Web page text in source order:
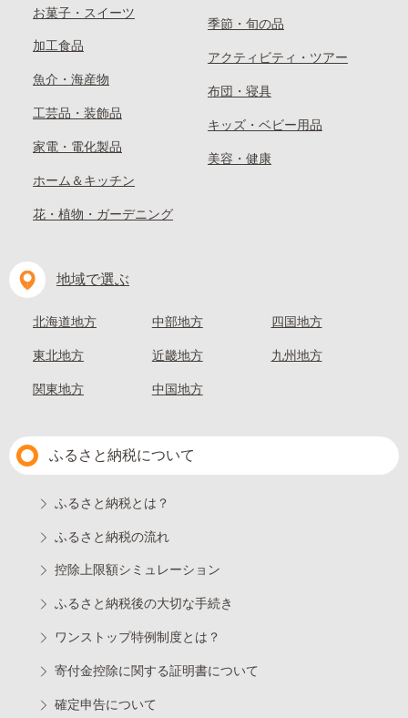
お菓子・スイーツ
加工食品
魚介・海産物
工芸品・装飾品
家電・電化製品
ホーム＆キッチン
花・植物・ガーデニング
季節・旬の品
アクティビティ・ツアー
布団・寝具
キッズ・ベビー用品
美容・健康
地域で選ぶ
北海道地方
東北地方
関東地方
中部地方
近畿地方
中国地方
四国地方
九州地方
ふるさと納税について
ふるさと納税とは？
ふるさと納税の流れ
控除上限額シミュレーション
ふるさと納税後の大切な手続き
ワンストップ特例制度とは？
寄付金控除に関する証明書について
確定申告について